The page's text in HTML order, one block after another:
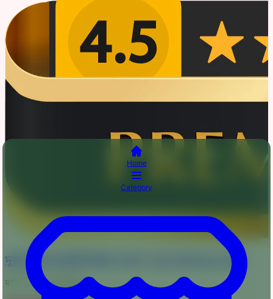
দুবাই চেরি জর্জেট হিজাব ওড়না -CGH-Old Rose Color
দাম : 195-280টাকা
Home
Category